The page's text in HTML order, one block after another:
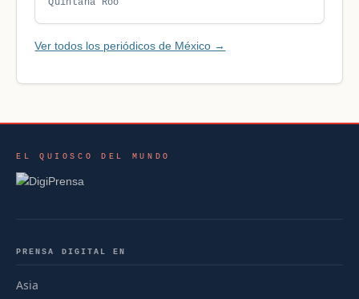
Ver todos los periódicos de México →
EL QUIOSCO DEL MUNDO
PRENSA DIGITAL EN
Asia